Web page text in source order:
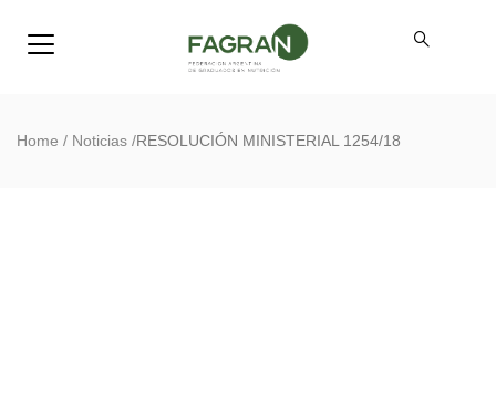
Home / Noticias /RESOLUCIÓN MINISTERIAL 1254/18